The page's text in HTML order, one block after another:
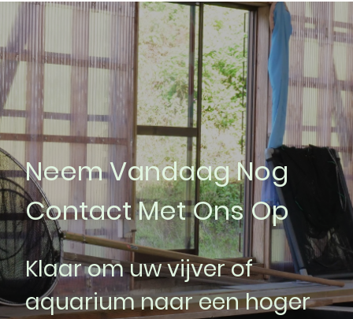
Neem Vandaag Nog
Contact Met Ons Op
Klaar om uw vijver of
aquarium naar een hoger